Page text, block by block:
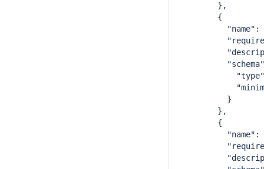
},
{
"name":
"description":
"type":
}
},
{
"name":
"description":